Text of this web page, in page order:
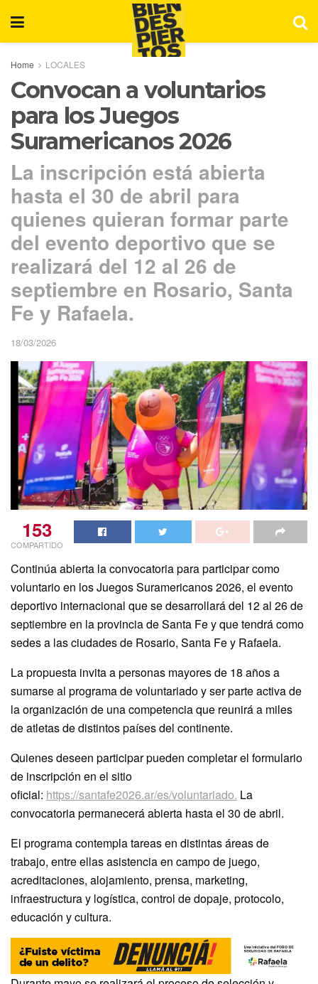
Home LOCALES
Convocan a voluntarios
para los Juegos
Suramericanos 2026
La inscripción está abierta
hasta el 30 de abril para
quienes quieran formar parte
del evento deportivo que se
realizará del 12 al 26 de
septiembre en Rosario, Santa
Fe y Rafaela.
18/03/2026
153
COMPARTIDO
Continúa abierta la convocatoria para participar como
voluntario en los Juegos Suramericanos 2026, el evento
deportivo internacional que se desarrollará del 12 al 26 de
septiembre en la provincia de Santa Fe y que tendrá como
sedes a las ciudades de Rosario, Santa Fe y Rafaela.
La propuesta invita a personas mayores de 18 años a
sumarse al programa de voluntariado y ser parte activa de
la organización de una competencia que reunirá a miles
de atletas de distintos países del continente.
Quienes deseen participar pueden completar el formulario
de inscripción en el sitio
oficial: https://santafe2026.ar/es/voluntariado. La
convocatoria permanecerá abierta hasta el 30 de abril.
El programa contempla tareas en distintas áreas de
trabajo, entre ellas asistencia en campo de juego,
acreditaciones, alojamiento, prensa, marketing,
infraestructura y logística, control de dopaje, protocolo,
educación y cultura.